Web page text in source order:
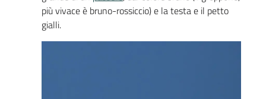
più vivace è bruno-rossiccio) e la testa e il petto
gialli.